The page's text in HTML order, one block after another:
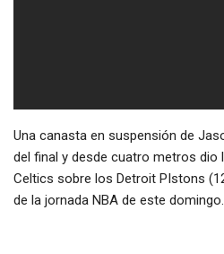
Una canasta en suspensión de
del final y desde cuatro metros dio
Celtics sobre los Detroit PIstons
de la jornada NBA de este domingo.